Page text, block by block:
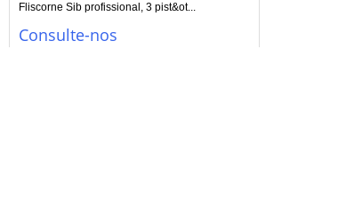
Fliscorne Sib profissional, 3 pist&ot...
Consulte-nos